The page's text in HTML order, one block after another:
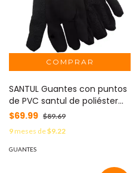
SANTUL Guantes con puntos
de PVC santul de poliéster
MOD: 8265
$69.99 $89.69
9meses de$9.22
GUANTES